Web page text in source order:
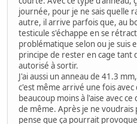
journée, pour je ne sais quelle
autre, il arrive parfois que, au
testicule s'échappe en se
problématique selon ou je suis
principe de rester en cage tant
autorisé à sortir.
J'ai aussi un anneau de 41.3
c'est même arrivé une fois avec
beaucoup moins à l'aise avec
de même. Après je ne voudrais
pense que ça pourrait